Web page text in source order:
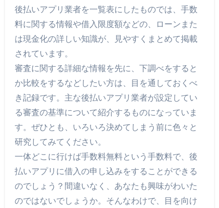
後払いアプリ業者を一覧表にしたものでは、手数
料に関する情報や借入限度額などの、ローンまた
は現金化の詳しい知識が、見やすくまとめて掲載
されています。
審査に関する詳細な情報を先に、下調べをすると
か比較をするなどしたい方は、目を通しておくべ
き記録です。主な後払いアプリ業者が設定してい
る審査の基準について紹介するものになっていま
す。ぜひとも、いろいろ決めてしまう前に色々と
研究してみてください。
一体どこに行けば手数料無料という手数料で、後
払いアプリに借入の申し込みをすることができる
のでしょう？間違いなく、あなたも興味がわいた
のではないでしょうか。そんなわけで、目を向け